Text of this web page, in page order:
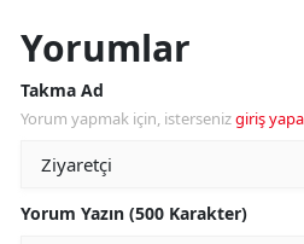
Yorumlar
Takma Ad
Yorum yapmak için, istersenizgiriş
Yorum Yazın (500 Karakter)